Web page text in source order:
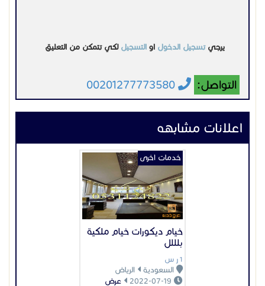
يرجيتسجيل الدخول او التسجيل لكي تتمكن من التعليق
التواصل: 00201277773580
اعلانات مشابهه
خيام ديكورات خيام ملكية
بلللل
1 ر س
السعودية
الرياض
عرض
خدمات اخرى